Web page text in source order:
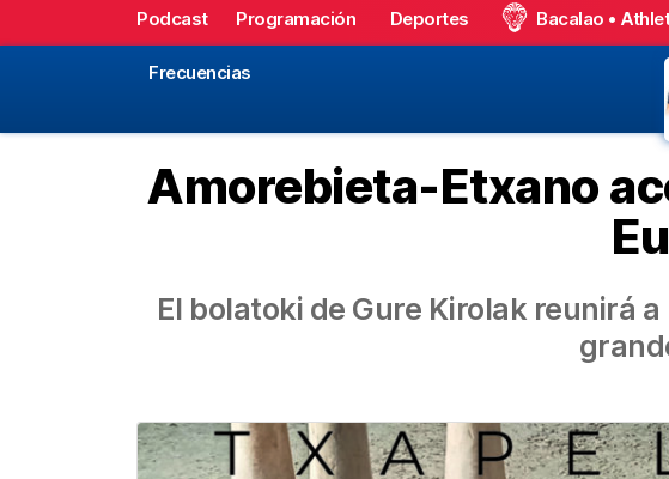
Podcast Programación Deportes Bacalao •
Frecuencias
Amorebieta-Etxano
El bolatoki de Gure Kirolak reunirá